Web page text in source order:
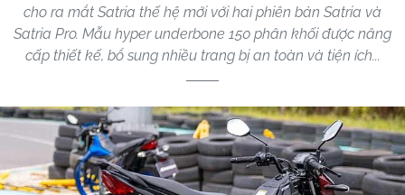
cho ra mắt Satria thế hệ mới với hai phiên bản Satria và
Satria Pro. Mẫu hyper underbone 150 phân khối được nâng
cấp thiết kế, bổ sung nhiều trang bị an toàn và tiện ích...